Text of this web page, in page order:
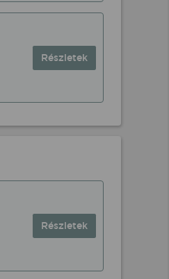
Részletek
Részletek